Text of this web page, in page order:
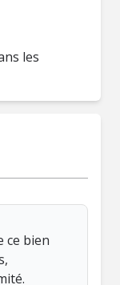
les
ce bien